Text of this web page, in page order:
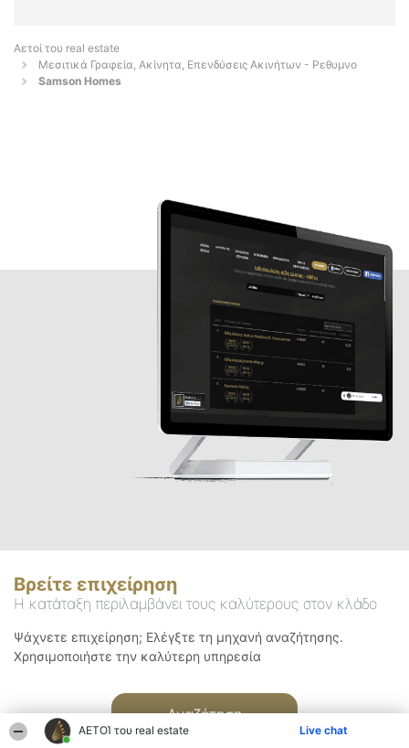
ΑΕΤΟΊ του real estate Live chat
Αετοί του real estate
Μεσιτικά Γραφεία, Ακίνητα, Επενδύσεις Ακινήτων - Ρεθυμνο
Samson Homes
Βρείτε επιχείρηση
Η κατάταξη περιλαμβάνει τους καλύτερους στον κλάδο
Ψάχνετε επιχείρηση; Ελέγξτε τη μηχανή αναζήτησης.
Χρησιμοποιήστε την καλύτερη υπηρεσία
Αναζήτηση